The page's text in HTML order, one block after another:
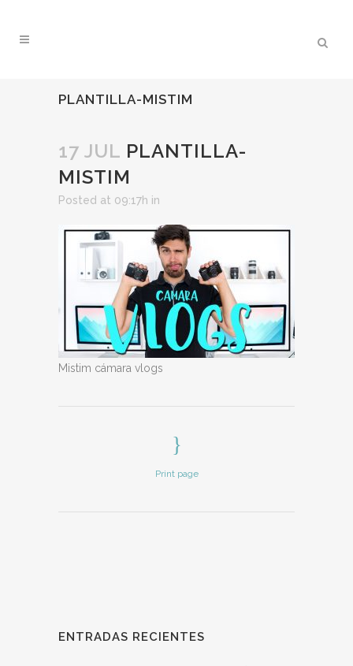
PLANTILLA-MISTIM
17 JUL PLANTILLA-
MISTIM
Posted at 09:17h in
Mistim cámara vlogs
Print page
ENTRADAS RECIENTES